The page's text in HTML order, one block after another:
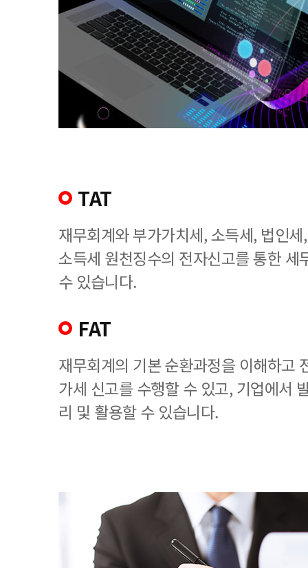
TAT
재무회계와 부가가치세, 소득세, 법인
소득세 원천징수의 전자신고를 통한 세
수 있습니다.
FAT
재무회계의 기본 순환과정을 이해하고
가세 신고를 수행할 수 있고, 기업에서
리 및 활용할 수 있습니다.